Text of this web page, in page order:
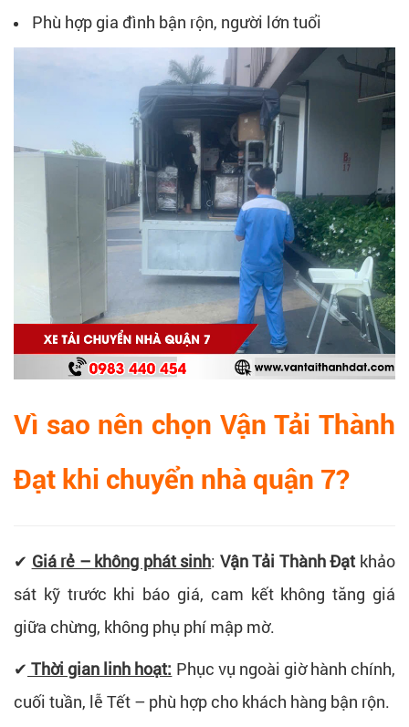
Phù hợp gia đình bận rộn, người lớn tuổi
Vì sao nên chọn Vận Tải Thành
Đạt khi chuyển nhà quận 7?
✔ Giá rẻ – không phát sinh: Vận Tải Thành Đạt khảo
sát kỹ trước khi báo giá, cam kết không tăng giá
giữa chừng, không phụ phí mập mờ.
✔ Thời gian linh hoạt: Phục vụ ngoài giờ hành chính,
cuối tuần, lễ Tết – phù hợp cho khách hàng bận rộn.